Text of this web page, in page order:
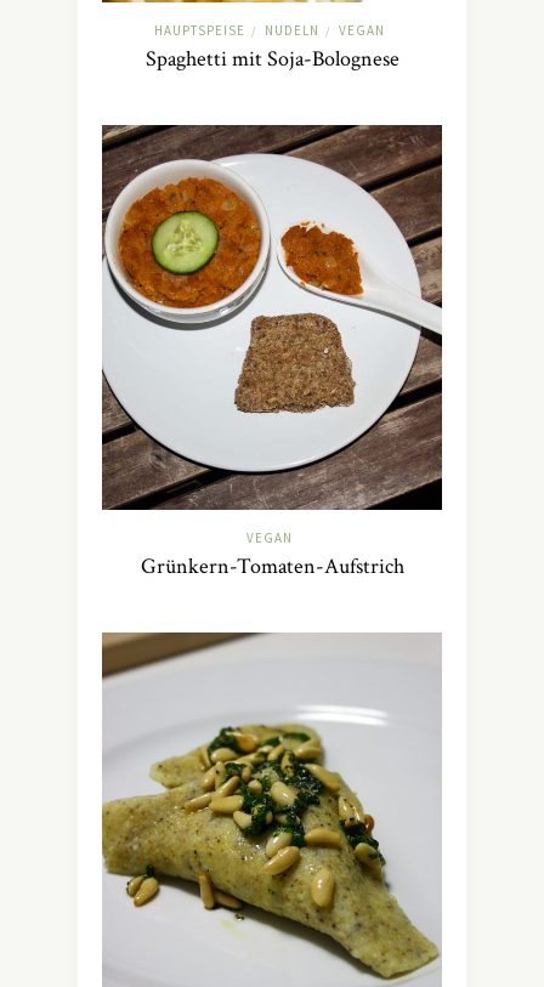
HAUPTSPEISE / NUDELN / VEGAN
Spaghetti mit Soja-Bolognese
VEGAN
Grünkern-Tomaten-Aufstrich